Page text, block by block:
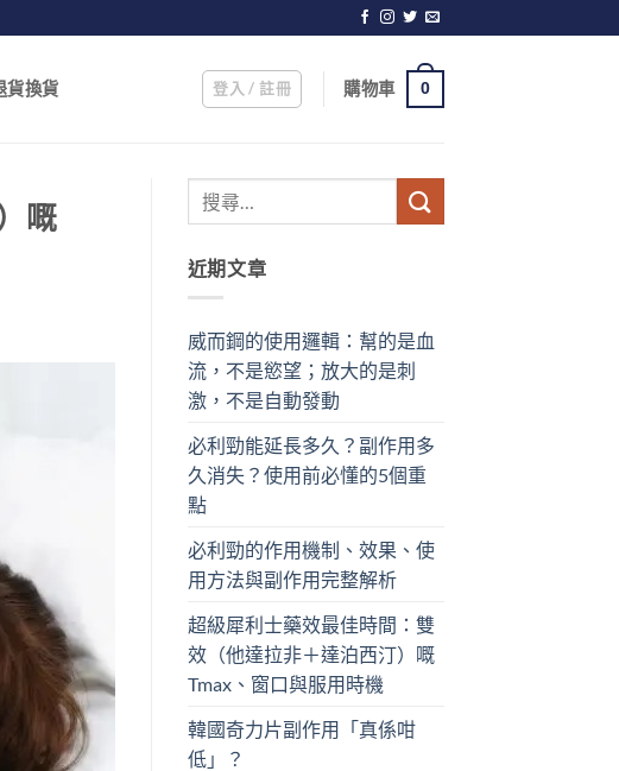
貨換貨 登入 / 註冊 購物車 0
嘅
近期文章
威而鋼的使用邏輯：幫的是血
流，不是慾望；放大的是刺
激，不是自動發動
必利勁能延長多久？副作用多
久消失？使用前必懂的5個重
點
必利勁的作用機制、效果、使
用方法與副作用完整解析
超級犀利士藥效最佳時間：雙
效（他達拉非＋達泊西汀）嘅
Tmax、窗口與服用時機
韓國奇力片副作用「真係咁
低」？